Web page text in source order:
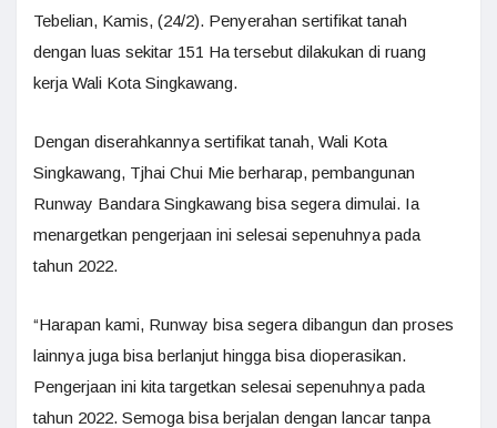
Tebelian, Kamis, (24/2). Penyerahan sertifikat tanah
dengan luas sekitar 151 Ha tersebut dilakukan di ruang
kerja Wali Kota Singkawang.
Dengan diserahkannya sertifikat tanah, Wali Kota
Singkawang, Tjhai Chui Mie berharap, pembangunan
Runway Bandara Singkawang bisa segera dimulai. Ia
menargetkan pengerjaan ini selesai sepenuhnya pada
tahun 2022.
“Harapan kami, Runway bisa segera dibangun dan proses
lainnya juga bisa berlanjut hingga bisa dioperasikan.
Pengerjaan ini kita targetkan selesai sepenuhnya pada
tahun 2022. Semoga bisa berjalan dengan lancar tanpa